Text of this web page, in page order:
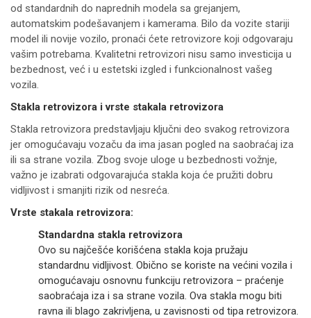
od standardnih do naprednih modela sa grejanjem,
automatskim podešavanjem i kamerama. Bilo da vozite stariji
model ili novije vozilo, pronaći ćete retrovizore koji odgovaraju
vašim potrebama. Kvalitetni retrovizori nisu samo investicija u
bezbednost, već i u estetski izgled i funkcionalnost vašeg
vozila.
Stakla retrovizora i vrste stakala retrovizora
Stakla retrovizora predstavljaju ključni deo svakog retrovizora
jer omogućavaju vozaču da ima jasan pogled na saobraćaj iza
ili sa strane vozila. Zbog svoje uloge u bezbednosti vožnje,
važno je izabrati odgovarajuća stakla koja će pružiti dobru
vidljivost i smanjiti rizik od nesreća.
Vrste stakala retrovizora:
Standardna stakla retrovizora
Ovo su najčešće korišćena stakla koja pružaju
standardnu vidljivost. Obično se koriste na većini vozila i
omogućavaju osnovnu funkciju retrovizora – praćenje
saobraćaja iza i sa strane vozila. Ova stakla mogu biti
ravna ili blago zakrivljena, u zavisnosti od tipa retrovizora.